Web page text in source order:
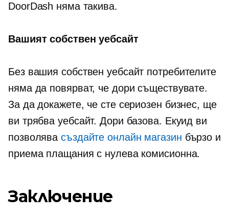
DoorDash няма такива.
Вашият собствен уебсайт
Без вашия собствен уебсайт потребителите
няма да повярват, че дори съществувате.
За да докажете, че сте сериозен бизнес, ще
ви трябва уебсайт. Дори базова. Екуид ви
позволявасъздайте онлайн магазин бързо и
приема плащания с нулева комисионна.
Заключение